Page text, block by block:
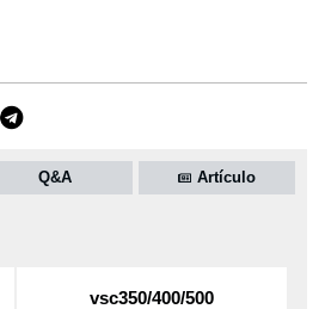
Q&A Artículo
vsc350/400/500